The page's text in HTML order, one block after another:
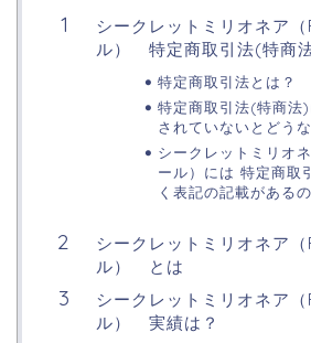
シークレットミリオネア
ル） 特定商取引法(特商
特定商取引法とは？
特定商取引法(特商法
されていないとどう
シークレットミリオ
ール）には 特定商取
く表記の記載がある
シークレットミリオネア
ル） とは
シークレットミリオネア
ル） 実績は？